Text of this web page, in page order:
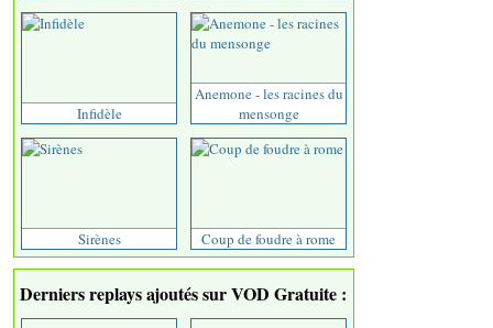
Infidèle
Anemone - les racines du
mensonge
Sirènes Coup de foudre à rome
Derniers replays ajoutés sur VOD Gratuite :